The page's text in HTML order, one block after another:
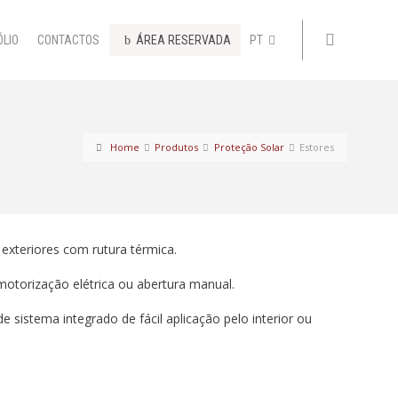
CONTACTOS ÁREA RESERVADA PT
Home Produtos Proteção Solar Estores
com rutura térmica.
elétrica ou abertura manual.
sistema integrado de fácil aplicação pelo interior ou